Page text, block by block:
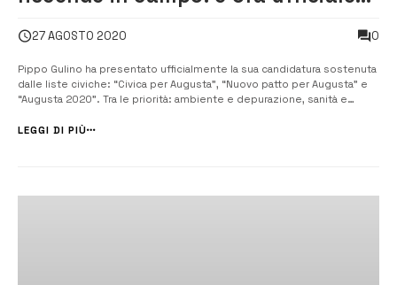
27 AGOSTO 2020 0
Pippo Gulino ha presentato ufficialmente la sua candidatura sostenuta
dalle liste civiche: “Civica per Augusta”, “Nuovo patto per Augusta” e
“Augusta 2020”. Tra le priorità: ambiente e depurazione, sanità e
esaltare la bellezza e le potenzialità del borgo marinaro di B...
LEGGI DI PIÙ